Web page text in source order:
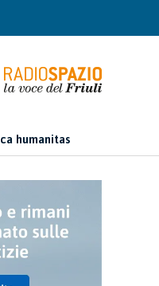
humanitas